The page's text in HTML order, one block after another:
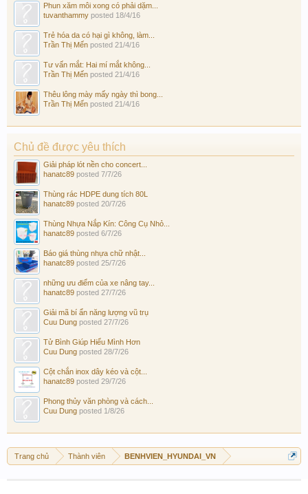
Phun xăm môi xong có phải dặm...
tuvanthammy posted 18/4/16
Trẻ hóa da có hại gì không, làm...
Trần Thị Mến posted 21/4/16
Tư vấn mắt: Hai mí mắt không...
Trần Thị Mến posted 21/4/16
Thêu lông mày mấy ngày thì bong...
Trần Thị Mến posted 21/4/16
Chủ đề được yêu thích
Giải pháp lót nền cho concert...
hanatc89 posted 7/7/26
Thùng rác HDPE dung tích 80L
hanatc89 posted 20/7/26
Thùng Nhựa Nắp Kín: Công Cụ Nhỏ...
hanatc89 posted 6/7/26
Báo giá thùng nhựa chữ nhật...
hanatc89 posted 25/7/26
những ưu điểm của xe nâng tay...
hanatc89 posted 27/7/26
Giải mã bí ẩn năng lượng vũ trụ
Cuu Dung posted 27/7/26
Tử Bình Giúp Hiểu Mình Hơn
Cuu Dung posted 28/7/26
Cột chắn inox dây kéo và cột...
hanatc89 posted 29/7/26
Phong thủy văn phòng và cách...
Cuu Dung posted 1/8/26
Trang chủ Thành viên BENHVIEN_HYUNDAI_VN